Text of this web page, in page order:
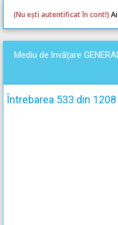
(Nu ești autentificat în cont!)
Mediu de învățare
Întrebarea 533 din 1208